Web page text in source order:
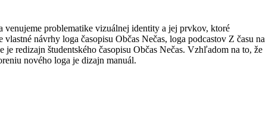
venujeme problematike vizuálnej identity a jej prvkov, ktoré
návrhy loga časopisu Občas Nečas, loga podcastov Z času na
redizajn študentského časopisu Občas Nečas. Vzhľadom na to, že
nového loga je dizajn manuál.